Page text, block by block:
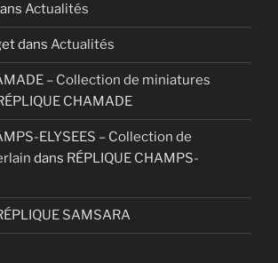
Actualités
dans Actualités
– Collection de miniatures
CHAMADE
ELYSEES – Collection de
dans RÉPLIQUE CHAMPS-
SAMSARA